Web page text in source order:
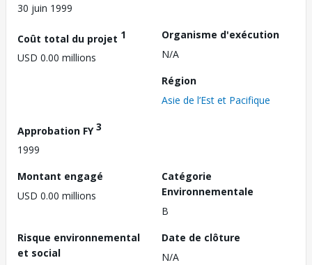
30 juin 1999
Coût total du projet 1
USD 0.00 millions
Organisme d'exécution
N/A
Région
Asie de l’Est et Pacifique
Approbation FY3
1999
Montant engagé
USD 0.00 millions
Catégorie
Environnementale
B
Risque environnemental
et social
Date de clôture
N/A